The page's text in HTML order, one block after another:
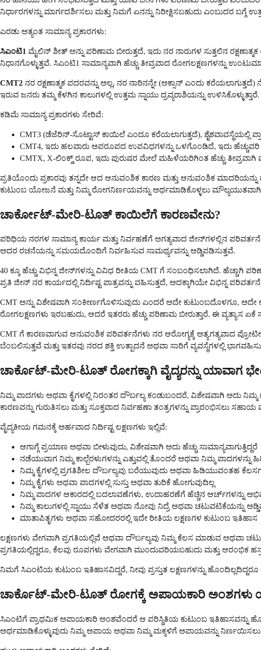
ನಿರ್ಧಾರಗಳನ್ನು ಮಾರ್ಗದರ್ಶಿಸಲು ಮತ್ತು ನಿಮಗೆ ಏನನ್ನು ನಿರೀಕ್ಷಿಸಬಹುದು ಎಂಬುದರ ಬಗ್ಗೆ
ಎರಡು ಅತ್ಯಂತ ಸಾಮಾನ್ಯ ಪ್ರಕಾರಗಳು:
ಸಿಎಂಟಿ1 ಮೈಲಿನ್ ಶೀತ್ ಅನ್ನು ಪರಿಣಾಮ ಬೀರುತ್ತದೆ, ಇದು ನರ ನಾರುಗಳ ಸುತ್ತಲಿನ
ನಿಧಾನಗೊಳ್ಳುತ್ತವೆ. ಸಿಎಂಟಿ1 ಸಾಮಾನ್ಯವಾಗಿ ಹೆಚ್ಚು ತೀವ್ರವಾದ ರೋಗಲಕ್ಷಣಗಳನ್ನು
CMT2 ನರ ರಕ್ಷಣಾತ್ಮಕ ಪದರವನ್ನು ಅಲ್ಲ, ನರ ನಾರಿನನ್ನೇ (ಅಕ್ಸಾನ್ ಎಂದು
ಇರುವ ಜನರು ತಮ್ಮ ಕೆಳಗಿನ ಕಾಲುಗಳಲ್ಲಿ ಉತ್ತಮ ಸ್ನಾಯು ದ್ರವ್ಯರಾಶಿಯನ್ನು ಉಳಿಸಿಕೊಳ್ಳುತ್ತಾರೆ.
ಕಡಿಮೆ ಸಾಮಾನ್ಯ ಪ್ರಕಾರಗಳು ಸೇರಿವೆ:
CMT3 (ಡೆಜೆರಿನ್-ಸೊಟ್ಟಾಸ್ ಕಾಯಿಲೆ ಎಂದೂ ಕರೆಯಲಾಗುತ್ತದೆ), ಶೈಶವಾವಸ್ಥೆಯಲ್ಲಿ
CMT4, ಇದು ಹಲವಾರು ಅಪರೂಪದ ಉಪವಿಧಗಳನ್ನು ಒಳಗೊಂಡಿದೆ, ಇದು
CMTX, X-ಲಿಂಕ್ಡ್ ರೂಪ, ಇದು ಪುರುಷರ ಮೇಲೆ ಮಹಿಳೆಯರಿಗಿಂತ ಹೆಚ್ಚು ತೀವ್ರವಾಗಿ
ಪ್ರತಿಯೊಂದು ಪ್ರಕಾರವು ತನ್ನದೇ ಆದ ಆನುವಂಶಿಕ ಕಾರಣ ಮತ್ತು ಆನುವಂಶಿಕ
ಕುಟುಂಬ ಯೋಜನೆ ಮತ್ತು ನಿಮ್ಮ ರೋಗನಿರ್ಣಯವನ್ನು ಅರ್ಥಮಾಡಿಕೊಳ್ಳಲು
ಚಾರ್ಕೋಟ್-ಮೇರಿ-ಟೂತ್ ಕಾಯಿಲೆಗೆ ಕಾರಣವೇನು?
ಪರಿಧಿಯ ನರಗಳ ಸಾಮಾನ್ಯ ಕಾರ್ಯ ಮತ್ತು ನಿರ್ವಹಣೆಗೆ ಅಗತ್ಯವಾದ ಜೀನ್‌ಗಳಲ್ಲಿನ
ಅದರ ರಚನೆಯನ್ನು ಸಮಯದೊಂದಿಗೆ ನಿರ್ವಹಿಸುವ ಸಾಮರ್ಥ್ಯವನ್ನು ಅಡ್ಡಿಪಡಿಸುತ್ತವೆ.
40 ಕ್ಕೂ ಹೆಚ್ಚು ವಿಭಿನ್ನ ಜೀನ್‌ಗಳನ್ನು ವಿವಿಧ ರೀತಿಯ CMT ಗೆ ಸಂಬಂಧಿಸಲಾಗಿದೆ. ಹೆಚ್ಚಾಗಿ
ಪ್ರತಿ ಜೀನ್ ನರ ಕಾರ್ಯದಲ್ಲಿ ನಿರ್ದಿಷ್ಟ ಪಾತ್ರವನ್ನು ವಹಿಸುತ್ತದೆ, ಅದಕ್ಕಾಗಿಯೇ ವಿಭಿನ್ನ
CMT ಅನ್ನು ವಿಶೇಷವಾಗಿ ಸಂಕೀರ್ಣಗೊಳಿಸುವುದು ಎಂದರೆ ಅದೇ ಕುಟುಂಬದೊಳಗೂ,
ರೋಗಲಕ್ಷಣಗಳು ಇರಬಹುದು, ಆದರೆ ಇತರರು ಹೆಚ್ಚು ಪರಿಣಾಮ ಬೀರುತ್ತಾರೆ. ಈ ವ್ಯತ್ಯಾಸ ಏಕೆ
CMT ಗೆ ಕಾರಣವಾಗುವ ಆನುವಂಶಿಕ ಪರಿವರ್ತನೆಗಳು ನರ ಆರೋಗ್ಯಕ್ಕೆ ಅತ್ಯಗತ್ಯವಾದ
ಬೆಂಬಲಿಸುತ್ತವೆ ಮತ್ತು ಇತರವು ನರದ ಶಕ್ತಿ ಉತ್ಪಾದನೆ ಅಥವಾ ಸಾರಿಗೆ ವ್ಯವಸ್ಥೆಗಳಲ್ಲಿ
ಚಾರ್ಕೊಟ್-ಮೇರಿ-ಟೂತ್ ರೋಗಕ್ಕಾಗಿ ವೈದ್ಯರನ್ನು ಯಾವಾಗ
ನಿಮ್ಮ ಪಾದಗಳು ಅಥವಾ ಕೈಗಳಲ್ಲಿ ನಿರಂತರ ದೌರ್ಬಲ್ಯ ಕಂಡುಬಂದರೆ, ವಿಶೇಷವಾಗಿ ಅದು
ಕಾರಣವನ್ನು ಗುರುತಿಸಲು ಮತ್ತು ಸೂಕ್ತವಾದ ನಿರ್ವಹಣಾ ತಂತ್ರಗಳನ್ನು ಪ್ರಾರಂಭಿಸಲು ಸಹಾಯ
ವೈದ್ಯಕೀಯ ಗಮನಕ್ಕೆ ಅರ್ಹವಾದ ನಿರ್ದಿಷ್ಟ ಲಕ್ಷಣಗಳು ಇಲ್ಲಿವೆ:
ಆಗಾಗ್ಗೆ ಪ್ರಯಾಣ ಅಥವಾ ಬೀಳುವುದು, ವಿಶೇಷವಾಗಿ ಅದು ಹೆಚ್ಚು ಸಾಮಾನ್ಯವಾಗುತ್ತಿದ್ದರೆ
ನಡೆಯುವಾಗ ನಿಮ್ಮ ಕಾಲ್ಬೆರಳುಗಳನ್ನು ಎತ್ತುವಲ್ಲಿ ತೊಂದರೆ ಅಥವಾ ನಿಮ್ಮ ಪಾದಗಳನ್ನು
ನಿಮ್ಮ ಕೈಗಳಲ್ಲಿ ಪ್ರಗತಿಶೀಲ ದೌರ್ಬಲ್ಯವು ಬರೆಯುವುದು ಅಥವಾ ಹಿಡಿಯುವಂತಹ
ನಿಮ್ಮ ಕೈಗಳು ಅಥವಾ ಪಾದಗಳಲ್ಲಿ ಸುಸ್ತು ಅಥವಾ ತುರಿಕೆ ಹೋಗುವುದಿಲ್ಲ
ನಿಮ್ಮ ಪಾದಗಳ ಆಕಾರದಲ್ಲಿ ಬದಲಾವಣೆಗಳು, ಉದಾಹರಣೆಗೆ ಹೆಚ್ಚಿನ ಆರ್ಚ್‌ಗಳನ್ನು
ನಿಮ್ಮ ಕಾಲುಗಳಲ್ಲಿ ಸ್ನಾಯು ಸೆಳೆತ ಅಥವಾ ನೋವು ನಿದ್ರೆ ಅಥವಾ ಚಟುವಟಿಕೆಯನ್ನು
ಮಾತಾಪಿತೃಗಳು ಅಥವಾ ಸಹೋದರರಲ್ಲಿ ಇದೇ ರೀತಿಯ ಲಕ್ಷಣಗಳ ಕುಟುಂಬ ಇತಿಹಾಸ
ಲಕ್ಷಣಗಳು ವೇಗವಾಗಿ ಪ್ರಗತಿಯಲ್ಲಿವೆ ಅಥವಾ ದೌರ್ಬಲ್ಯವು ನಿಮ್ಮ ಕೆಲಸ ಮಾಡುವ ಅಥವಾ
ಪ್ರಗತಿಯಲ್ಲಿದ್ದರೂ, ಕೆಲವು ರೂಪಗಳು ವೇಗವಾಗಿ ಮುಂದುವರಿಯಬಹುದು ಮತ್ತು ಆರಂಭಿಕ
ನಿಮಗೆ ಸಿಎಂಟಿಯ ಕುಟುಂಬ ಇತಿಹಾಸವಿದ್ದರೆ, ನೀವು ಪ್ರಸ್ತುತ ಲಕ್ಷಣಗಳನ್ನು
ಚಾರ್ಕೊಟ್-ಮೇರಿ-ಟೂತ್ ರೋಗಕ್ಕೆ ಅಪಾಯಕಾರಿ ಅಂಶಗಳು
ಸಿಎಂಟಿಗೆ ಪ್ರಾಥಮಿಕ ಅಪಾಯಕಾರಿ ಅಂಶವೆಂದರೆ ಆ ಪರಿಸ್ಥಿತಿಯ ಕುಟುಂಬ ಇತಿಹಾಸವನ್ನು
ಅರ್ಥಮಾಡಿಕೊಳ್ಳುವುದು ನಿಮ್ಮ ಅಪಾಯ ಅಥವಾ ನಿಮ್ಮ ಮಕ್ಕಳಿಗೆ ಅಪಾಯವನ್ನು